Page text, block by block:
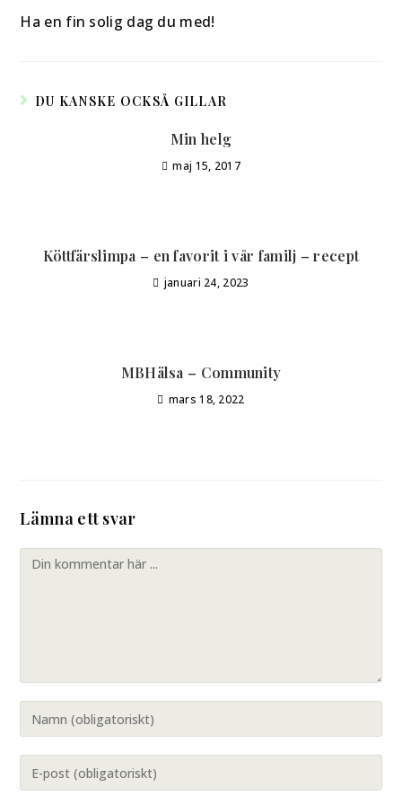
Ha en fin solig dag du med!
DU KANSKE OCKSÅ GILLAR
Min helg
maj 15, 2017
Köttfärslimpa – en favorit i vår familj – recept
januari 24, 2023
MBHälsa – Community
mars 18, 2022
Lämna ett svar